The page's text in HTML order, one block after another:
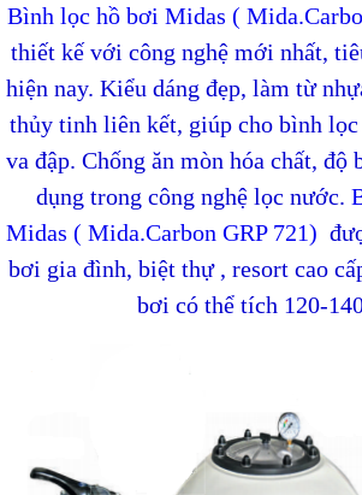
Bình lọc hồ bơi Midas (
thiết kế với công nghệ mới nhất,
hiện nay. Kiểu dáng đẹp, làm từ
thủy tinh liên kết, giúp cho bình lọc
va đập. Chống ăn mòn hóa chất, độ
dụng trong công nghệ lọc nước.
Midas ( Mida.Carbon GRP 721)
bơi gia đình, biệt thự , resort cao
bơi có thể tích 120-